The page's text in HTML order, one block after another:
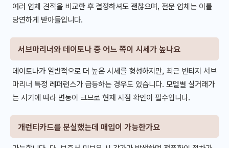
여러 업체 견적을 비교한 후 결정하셔도 괜찮으며, 전문 업체는 이를
당연하게 받아들입니다.
서브마리너와 데이토나 중 어느 쪽이 시세가 높나요
데이토나가 일반적으로 더 높은 시세를 형성하지만, 최근 빈티지 서브
마리너 특정 레퍼런스가 급등하는 경우도 있습니다. 모델별 실거래가
는 시기에 따라 변동이 크므로 현재 시점 확인이 필수입니다.
개런티카드를 분실했는데 매입이 가능한가요